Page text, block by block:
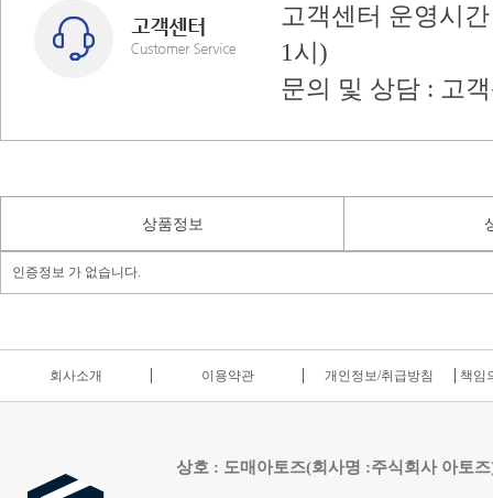
고객센터 운영시
1시)
문의 및 상담 : 고
상품정보
인증정보 가 없습니다.
회사소개 이용약관 개인정보/취급방침 책임
상호 : 도매아토즈(회사명 :주식회사 아토